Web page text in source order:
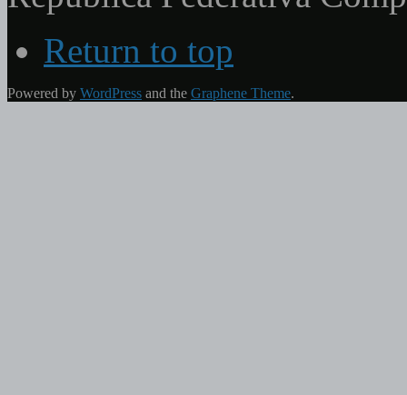
Return to top
Powered by WordPress and the Graphene Theme.